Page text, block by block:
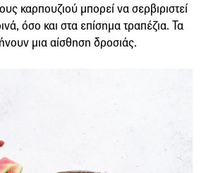
καρπουζιού μπορεί να σερβιριστεί
όσο και στα επίσημα τραπέζια. Τα
μια αίσθηση δροσιάς.